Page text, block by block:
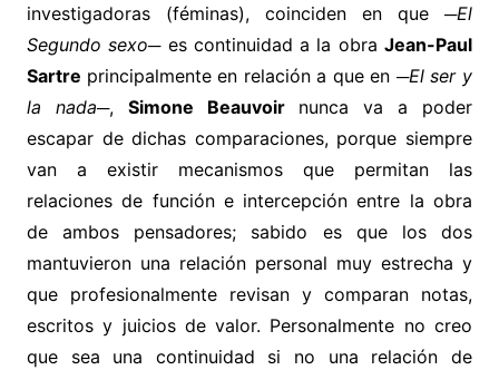
investigadoras (féminas), coinciden en que─El
Segundo sexo─es continuidad a la obraJean-Paul
Sartre principalmente en relación a que en ─El ser y
la nada─, Simone Beauvoir nunca va a poder
escapar de dichas comparaciones, porque siempre
van a existir mecanismos que permitan las
relaciones de función e intercepción entre la obra
de ambos pensadores; sabido es que los dos
mantuvieron una relación personal muy estrecha y
que profesionalmente revisan y comparan notas,
escritos y juicios de valor. Personalmente no creo
que sea una continuidad si no una relación de